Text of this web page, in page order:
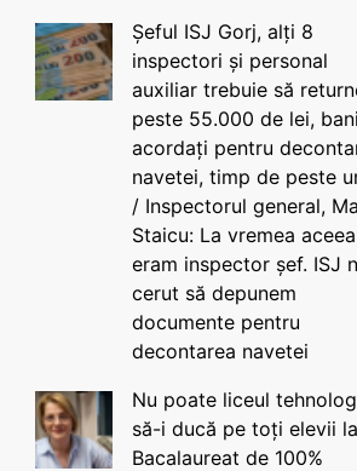
Șeful ISJ Gorj, alți 8
inspectori și personal
auxiliar trebuie să
peste 55.000 de lei, bani
acordați pentru
navetei, timp de peste
/ Inspectorul general,
Staicu: La vremea
eram inspector șef. ISJ
cerut să depunem
documente pentru
decontarea navetei
Nu poate liceul
să-i ducă pe toți elevii
Bacalaureat de 100%